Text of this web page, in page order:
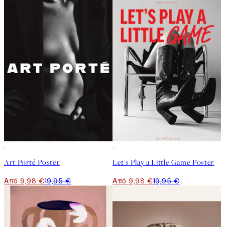
Art Porté Poster
Από 9,98 €19,95 €
Let's Play a Little Game Poster
Από 9,98 €19,95 €